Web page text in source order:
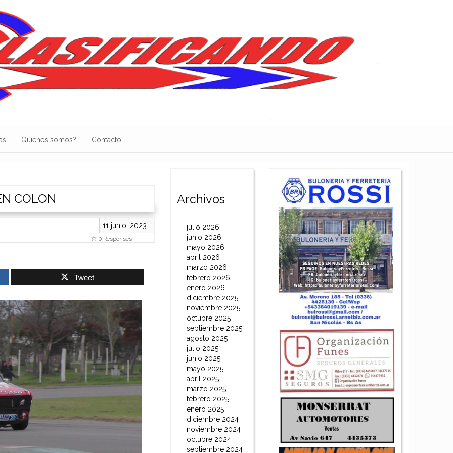
Quienes somos? Contacto
COLON
11 junio, 2023
0 Responses
Tweet
Archivos
julio 2026
junio 2026
mayo 2026
abril 2026
marzo 2026
febrero 2026
enero 2026
diciembre 2025
noviembre 2025
octubre 2025
septiembre 2025
agosto 2025
julio 2025
junio 2025
mayo 2025
abril 2025
marzo 2025
febrero 2025
enero 2025
diciembre 2024
noviembre 2024
octubre 2024
septiembre 2024